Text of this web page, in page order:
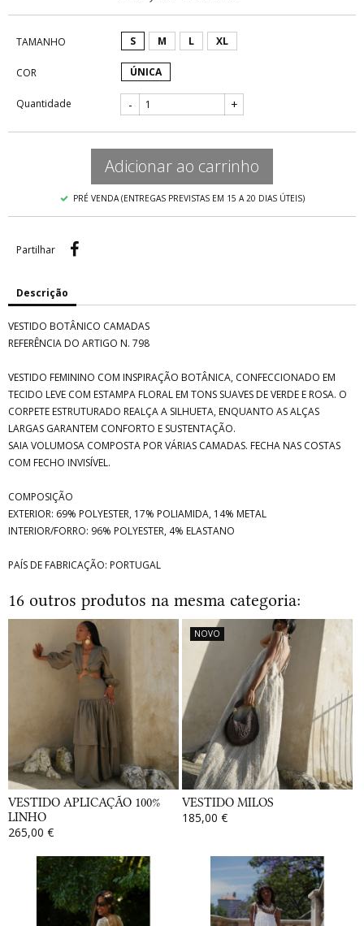
TAMANHO S M L XL
COR ÚNICA
Quantidade - +
Adicionar ao carrinho
PRÉ VENDA (ENTREGAS PREVISTAS EM 15 A 20 DIAS ÚTEIS)
Partilhar
Descrição
VESTIDO BOTÂNICO CAMADAS
REFERÊNCIA DO ARTIGO N. 798
VESTIDO FEMININO COM INSPIRAÇÃO BOTÂNICA, CONFECCIONADO EM
TECIDO LEVE COM ESTAMPA FLORAL EM TONS SUAVES DE VERDE E ROSA. O
CORPETE ESTRUTURADO REALÇA A SILHUETA, ENQUANTO AS ALÇAS
LARGAS GARANTEM CONFORTO E SUSTENTAÇÃO.
SAIA VOLUMOSA COMPOSTA POR VÁRIAS CAMADAS. FECHA NAS COSTAS
COM FECHO INVISÍVEL.
COMPOSIÇÃO
EXTERIOR: 69% POLYESTER, 17% POLIAMIDA, 14% METAL
INTERIOR/FORRO: 96% POLYESTER, 4% ELASTANO
PAÍS DE FABRICAÇÃO: PORTUGAL
16 outros produtos na mesma categoria:
VESTIDO APLICAÇÃO 100%
LINHO
265,00 €
NOVO
VESTIDO MILOS
185,00 €